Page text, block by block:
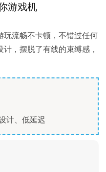
游戏机
玩流畅不卡顿，不错过任何
，摆脱了有线的束缚感，
计、低延迟